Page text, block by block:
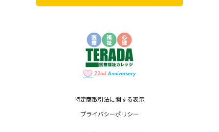
特定商取引法に関する表示
プライバシーポリシー